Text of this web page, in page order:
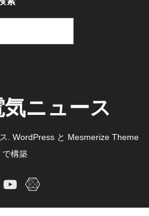
ニュース
. WordPress と Mesmerize Theme
で構築